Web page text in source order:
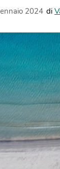
2024 di